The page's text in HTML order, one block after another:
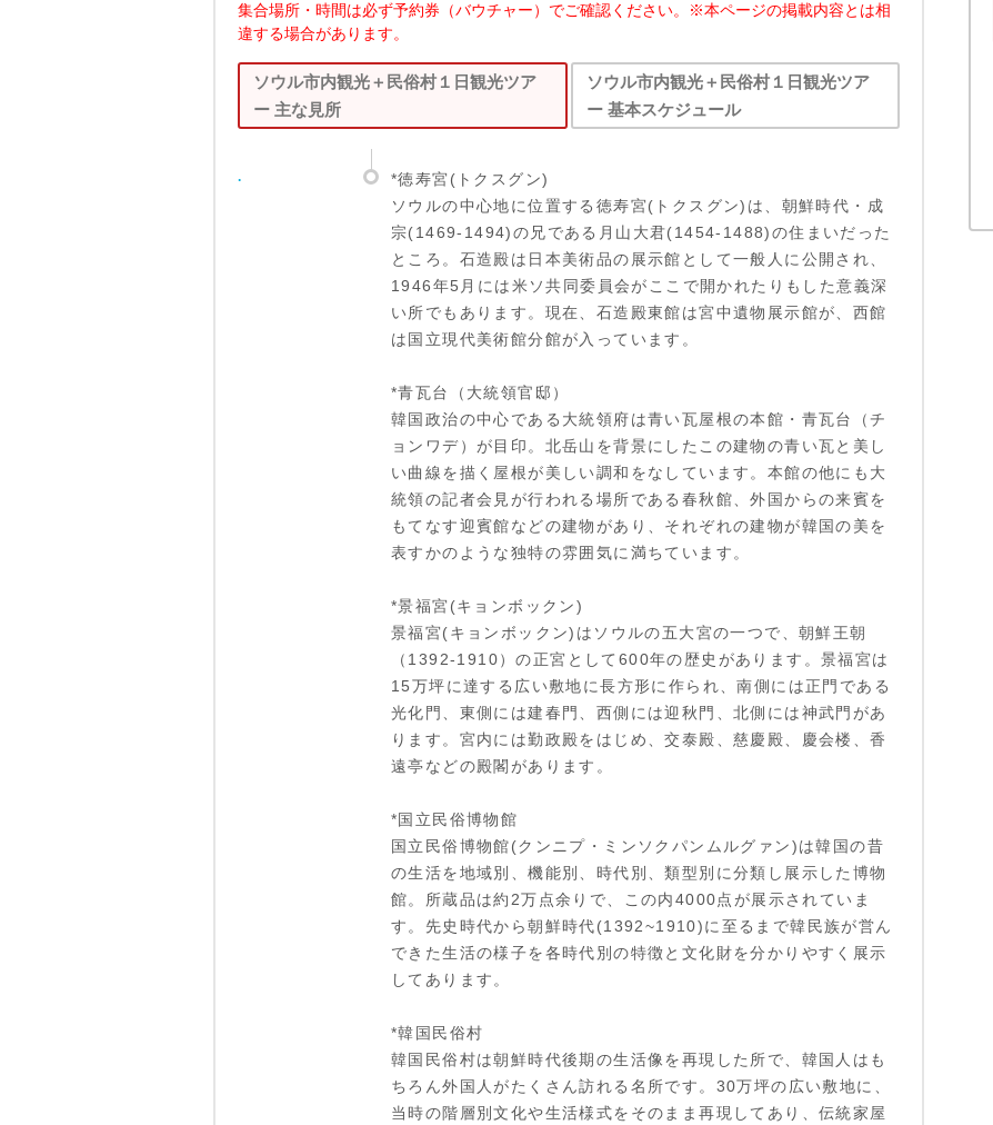
集合場所・時間は必ず予約券（バウチャー）でご確認ください。※本ページの掲載内容とは相
違する場合があります。
ソウル市内観光＋民俗村１日観光ツア
ー 主な見所
.
*徳寿宮(トクスグン)
ソウルの中心地に位置する徳寿宮(トクスグン)は、朝鮮時代・成
宗(1469-1494)の兄である月山大君(1454-1488)の住まいだった
ところ。石造殿は日本美術品の展示館として一般人に公開され、
1946年5月には米ソ共同委員会がここで開かれたりもした意義深
い所でもあります。現在、石造殿東館は宮中遺物展示館が、西館
は国立現代美術館分館が入っています。
*青瓦台（大統領官邸）
韓国政治の中心である大統領府は青い瓦屋根の本館・青瓦台（チ
ョンワデ）が目印。北岳山を背景にしたこの建物の青い瓦と美し
い曲線を描く屋根が美しい調和をなしています。本館の他にも大
統領の記者会見が行われる場所である春秋館、外国からの来賓を
もてなす迎賓館などの建物があり、それぞれの建物が韓国の美を
表すかのような独特の雰囲気に満ちています。
*景福宮(キョンボックン)
景福宮(キョンボックン)はソウルの五大宮の一つで、朝鮮王朝
（1392-1910）の正宮として600年の歴史があります。景福宮は
15万坪に達する広い敷地に長方形に作られ、南側には正門である
光化門、東側には建春門、西側には迎秋門、北側には神武門があ
ります。宮内には勤政殿をはじめ、交泰殿、慈慶殿、慶会楼、香
遠亭などの殿閣があります。
*国立民俗博物館
国立民俗博物館(クンニプ・ミンソクパンムルグァン)は韓国の昔
の生活を地域別、機能別、時代別、類型別に分類し展示した博物
館。所蔵品は約2万点余りで、この内4000点が展示されていま
す。先史時代から朝鮮時代(1392~1910)に至るまで韓民族が営ん
できた生活の様子を各時代別の特徴と文化財を分かりやすく展示
してあります。
*韓国民俗村
韓国民俗村は朝鮮時代後期の生活像を再現した所で、韓国人はも
ちろん外国人がたくさん訪れる名所です。30万坪の広い敷地に、
当時の階層別文化や生活様式をそのまま再現してあり、伝統家屋
ソウル市内観光＋民俗村１日観光ツア
ー 基本スケジュール